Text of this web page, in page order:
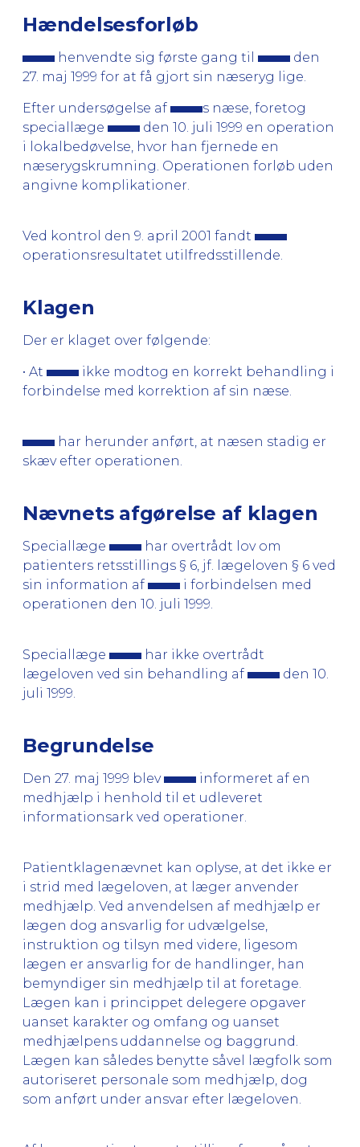
Hændelsesforløb
henvendte sig første gang til
den
27. maj 1999 for at få gjort sin næseryg lige.
Efter undersøgelse af
s næse, foretog
speciallæge
den 10. juli 1999 en operation
i lokalbedøvelse, hvor han fjernede en
næserygskrumning. Operationen forløb uden
angivne komplikationer.
Ved kontrol den 9. april 2001 fandt
operationsresultatet utilfredsstillende.
Klagen
Der er klaget over følgende:
• At
ikke modtog en korrekt behandling i
forbindelse med korrektion af sin næse.
har herunder anført, at næsen stadig er
skæv efter operationen.
Nævnets afgørelse af klagen
Speciallæge
har overtrådt lov om
patienters retsstillings § 6, jf. lægeloven § 6 ved
sin information af
i forbindelsen med
operationen den 10. juli 1999.
Speciallæge
har ikke overtrådt
lægeloven ved sin behandling af
den 10.
juli 1999.
Begrundelse
Den 27. maj 1999 blev
informeret af en
medhjælp i henhold til et udleveret
informationsark ved operationer.
Patientklagenævnet kan oplyse, at det ikke er
i strid med lægeloven, at læger anvender
medhjælp. Ved anvendelsen af medhjælp er
lægen dog ansvarlig for udvælgelse,
instruktion og tilsyn med videre, ligesom
lægen er ansvarlig for de handlinger, han
bemyndiger sin medhjælp til at foretage.
Lægen kan i princippet delegere opgaver
uanset karakter og omfang og uanset
medhjælpens uddannelse og baggrund.
Lægen kan således benytte såvel lægfolk som
autoriseret personale som medhjælp, dog
som anført under ansvar efter lægeloven.